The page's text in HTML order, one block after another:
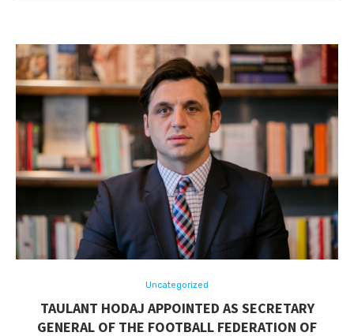
Uncategorized
TAULANT HODAJ APPOINTED AS SECRETARY
GENERAL OF THE FOOTBALL FEDERATION OF